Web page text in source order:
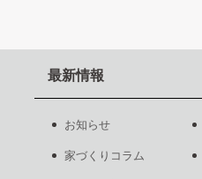
最新情報
お知らせ
家づくりコラム